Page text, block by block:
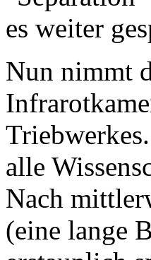
es weiter
Nun nimmt
alle
Nach
(eine lange